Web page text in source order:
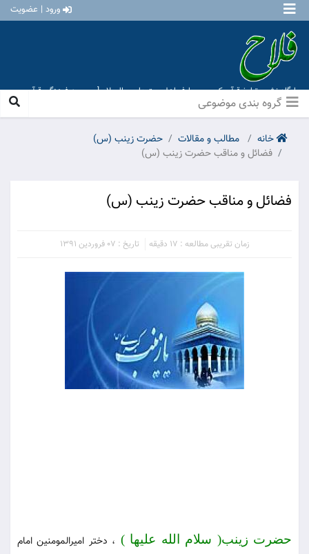
ورود | عضویت
پایگاه نشر و تبلیغ قرآن کریم و معارف اهل بیت علیهم السلام [ موسسه فرهنگی قرآن و
عترت منهاج عشق آباد ]
خانه مطالب و مقالات
حضرت زينب (س)
فضائل و مناقب حضرت زينب (س)
فضائل و مناقب حضرت زينب (س)
زمان تقریبی مطالعه : 17 دقیقه تاریخ : 07 فروردین 1391
حضرت زینب( سلام الله علیها ) ، دختر امیرالمومنین امام